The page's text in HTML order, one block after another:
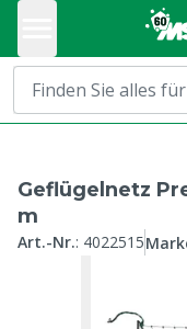
Geflügelnetz
m
Art.-Nr.: 4022515